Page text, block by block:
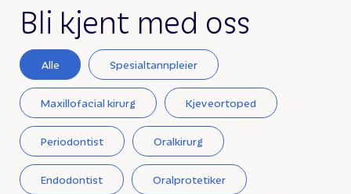
Bli kjent med oss
Alle Spesialtannpleier
Maxillofacial kirurg Kjeveortoped
Periodontist Oralkirurg
Endodontist Oralprotetiker